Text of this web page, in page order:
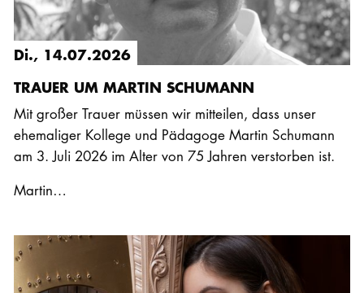
Di., 14.07.2026
TRAUER UM MARTIN SCHUMANN
Mit großer Trauer müssen wir mitteilen, dass unser
ehemaliger Kollege und Pädagoge Martin Schumann
am 3. Juli 2026 im Alter von 75 Jahren verstorben ist.
Martin…